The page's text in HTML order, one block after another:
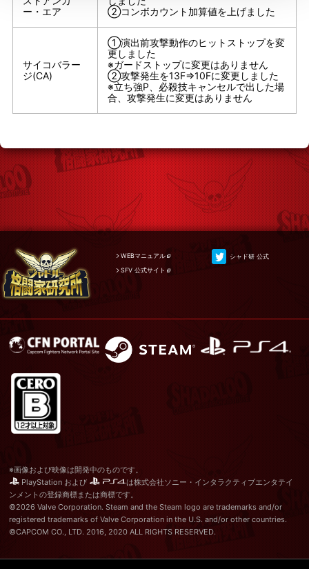
ー・エア
②コンボカウント加算値を上げました
サイコバラー
ジ(CA)
①演出前攻撃動作のヒットストップを変
更しました
※ガードストップに変更はありません
②攻撃発生を13F⇒10Fに変更しました
※立ち強P、必殺技キャンセルで出した場
合、攻撃発生に変更はありません
WEBマニュアル
SFV 公式サイト
シャド研 公式
※画像および映像は開発中のものです。
PlayStation および
は株式会社ソニー・インタラクティブエンタテイ
ンメントの登録商標または商標です。
©2026 Valve Corporation. Steam and the Steam logo are trademarks and/or
registered trademarks of Valve Corporation in the U.S. and/or other countries.
©CAPCOM CO., LTD. 2016, 2020 ALL RIGHTS RESERVED.